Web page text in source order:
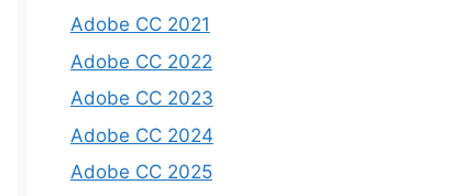
Adobe CC 2021
Adobe CC 2022
Adobe CC 2023
Adobe CC 2024
Adobe CC 2025